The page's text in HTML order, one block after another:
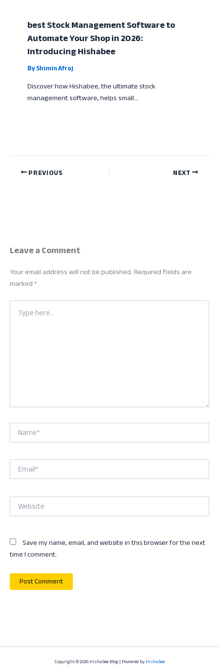
best Stock Management Software to
Automate Your Shop in 2026:
Introducing Hishabee
ByShimin Afroj
Discover how Hishabee, the ultimate stock
management software, helps small…
PREVIOUS NEXT
Leave a Comment
Your email address will not be published.Required fields are
marked*
Type
here..
Name*
Email*
Website
Save my name, email, and website in this browser for the next
time I comment.
Copyright © 2026 Hishabee Blog | Powered byHishabee